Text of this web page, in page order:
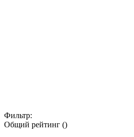
Фильтр:
Общий рейтинг ()